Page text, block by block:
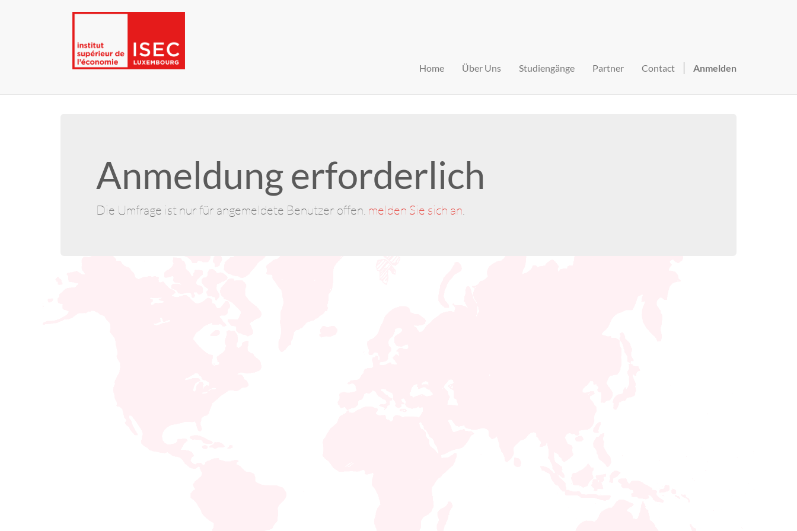
Home Über Uns Studiengänge Partner Contact Anmelden
Anmeldung erforderlich
Die Umfrage ist nur für angemeldete Benutzer offen. melden Sie sich an